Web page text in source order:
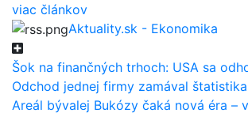
viac článkov
Aktuality.sk - Ekonomika
Šok na finančných trhoch: USA sa
Odchod jednej firmy zamával
Areál bývalej Bukózy čaká nová éra –